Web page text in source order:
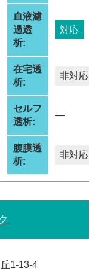
血液濾
過透
析:
対応
在宅透
析:
非対応
セルフ
透析:
―
腹膜透
析:
非対応
1-13-4